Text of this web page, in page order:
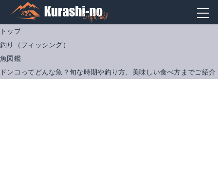
トップ
釣り（フィッシング）
魚図鑑
ドンコってどんな魚？旬な時期や釣り方、美味しい食べ方までご紹介